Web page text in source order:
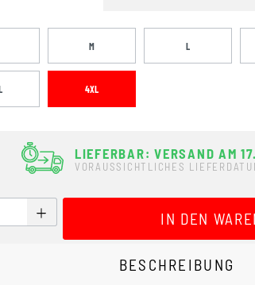
M L
4XL
LIEFERBAR: VERSAND AM
VORAUSSICHTLICHES
Gib den gewünschten Wert ein
IN DEN
BESCHREIBUNG